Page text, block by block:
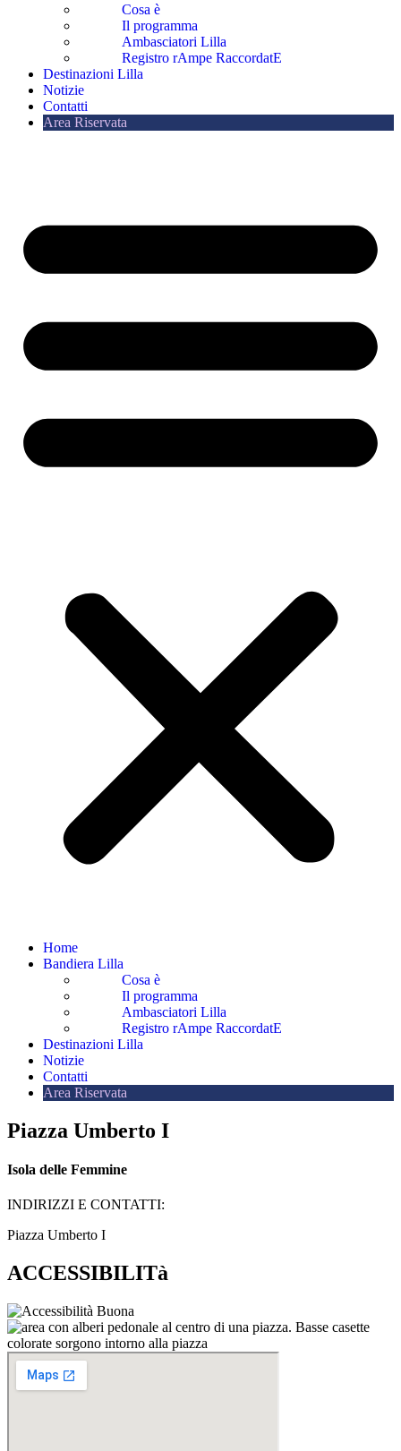
Cosa è
Il programma
Ambasciatori Lilla
Registro rAmpe RaccordatE
Destinazioni Lilla
Notizie
Contatti
Area Riservata
Home
Bandiera Lilla
Cosa è
Il programma
Ambasciatori Lilla
Registro rAmpe RaccordatE
Destinazioni Lilla
Notizie
Contatti
Area Riservata
Piazza Umberto I
Isola delle Femmine
INDIRIZZI E CONTATTI:​
Piazza Umberto I
ACCESSIBILITà